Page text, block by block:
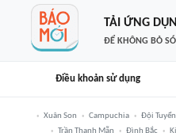
TẢI ỨNG
ĐỂ KHÔNG BỎ
Điều khoản sử dụng
Xuân Son Campuchia Đội
Trần Thanh Mẫn
Đình Bắc